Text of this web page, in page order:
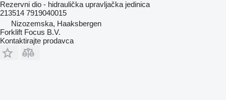
Rezervni dio - hidraulička upravljačka jedinica
213514 7919040015
Nizozemska, Haaksbergen
Forklift Focus B.V.
Kontaktirajte prodavca